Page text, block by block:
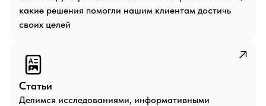
какие решения помогли нашим клиентам достичь
своих целей
Статьи
Делимся исследованиями, информативными